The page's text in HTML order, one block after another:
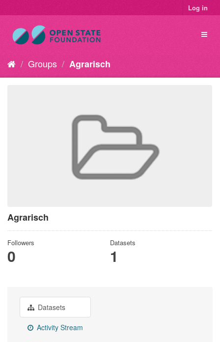
Log in
Groups Agrarisch
Agrarisch
Followers
0
Datasets
1
Datasets
Activity Stream